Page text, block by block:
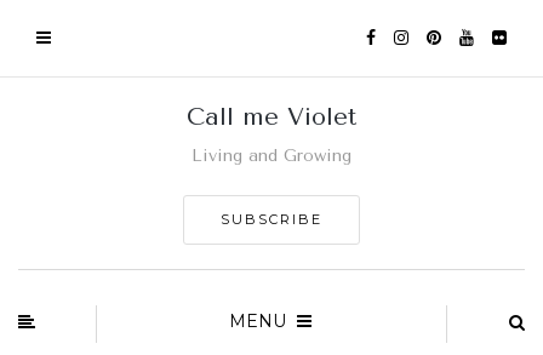
Call me Violet
Living and Growing
SUBSCRIBE
MENU